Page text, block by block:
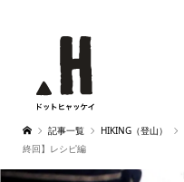
記事一覧 HIKING（登山）
終回】レシピ編